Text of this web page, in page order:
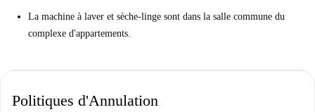
La machine à laver et sèche-linge sont dans la salle commune du
complexe d'appartements.
Politiques d'Annulation